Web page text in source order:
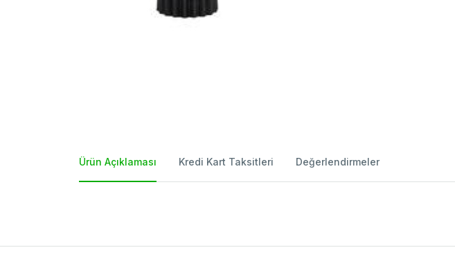
Ürün Açıklaması Kredi Kart Taksitleri Değerlendirmeler